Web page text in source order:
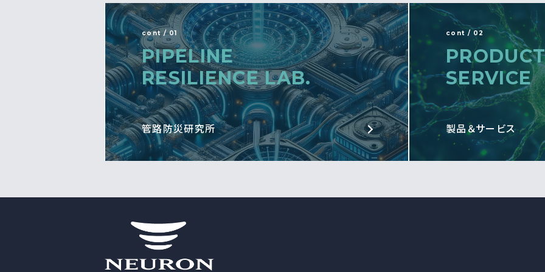
cont / 01
PIPELINE
RESILIENCE LAB.
管路防災研究所
cont / 02
SERVICE
製品＆サービス